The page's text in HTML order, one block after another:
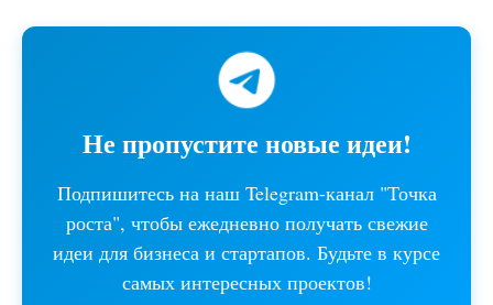
Не пропустите новые идеи!
Подпишитесь на наш Telegram-канал "Точка
роста", чтобы ежедневно получать свежие
идеи для бизнеса и стартапов. Будьте в курсе
самых интересных проектов!